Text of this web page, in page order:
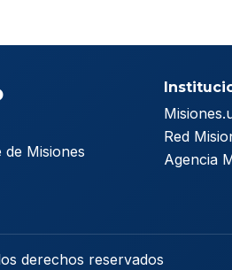
Misiones
Red
Agencia
derechos reservados